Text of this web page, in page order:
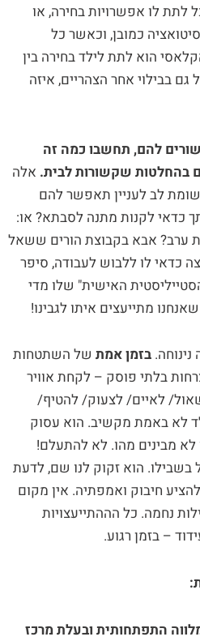
לתת לו אפשרויות בחירה, או
כמובן, וכאשר כל
הוא לתת לילד בחירה בין
בבילוי אחר הצהריים, איזה
להם, תחשבו כמה זה
בהחלטות שקשורות לבית. אלה
לב לעניין תאפשר להם
לקנות מתנה לסבתא? או:
ערב? אבא בקבוצת הורים ששאל
כדאי לו ללבוש לעבודה, סיפר
האישית" שלו מדי
מתייעצים איתו לגבינו!
בזמן אמת של השתטחות
בלתי פוסק – לקחת אוויר
לאיים/ לצעוק/ להטיף/
לא באמת מקשיב. הוא עסוק
מבינים מהו. לא להתעלם!
בשבילו. הוא זקוק לנו שם, לדעת
חיבוק ואמפתיה. אין מקום
נחמה. כל הההתייעצויות
– בזמן רגוע.
התפתחותית ובעלת מרכז